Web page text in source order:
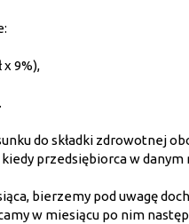
x 9%),
do składki zdrowotnej
przedsiębiorca w danym
bierzemy pod uwagę
w miesiącu po nim